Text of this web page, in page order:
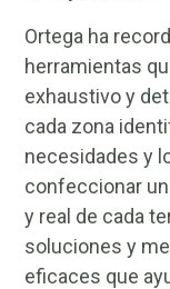
Ortega ha
herramientas
exhaustivo y
cada zona
necesidades y
confeccionar
y real de cada
soluciones y
eficaces que